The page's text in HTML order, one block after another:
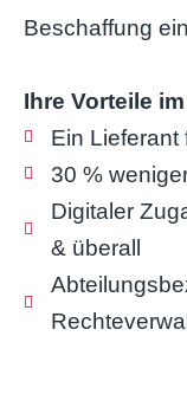
Beschaffung
Ihre Vorteile
Ein Lieferant
30 %
Digitaler
& überall